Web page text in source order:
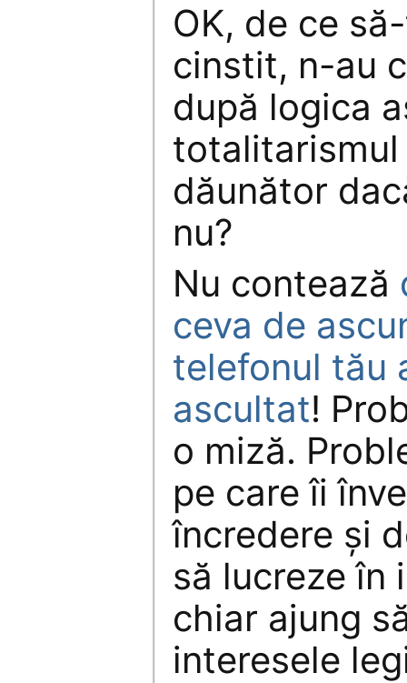
OK, de ce
cinstit, n-au
după logica
dăunător
nu?
Nu contează
ceva de
telefonul tău
ascultat!
o miză.
pe care îi
încredere și
să lucreze în
chiar ajung
interesele